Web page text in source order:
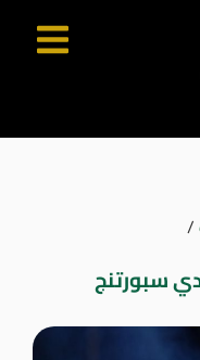
/
سبورتنج